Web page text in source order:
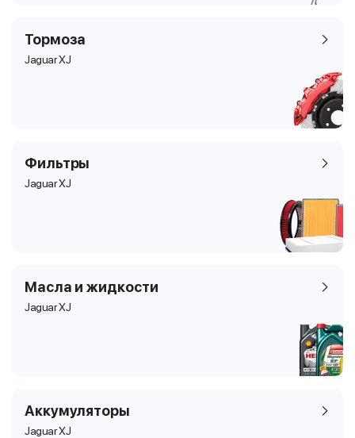
Тормоза
Jaguar XJ
Фильтры
Jaguar XJ
Масла и жидкости
Jaguar XJ
Аккумуляторы
Jaguar XJ